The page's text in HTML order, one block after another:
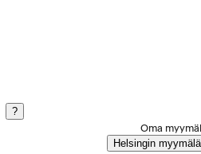
?
Oma
Helsingin myymälä